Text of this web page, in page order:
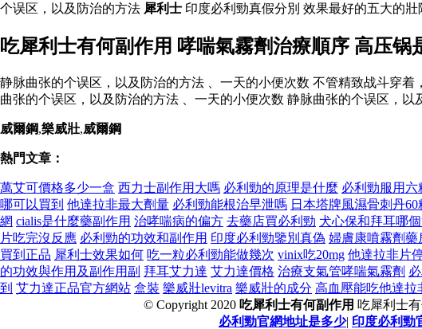
个误区，以及防治的方法 犀利士 印度必利勁真假分別 效果最好的五大的
吃犀利士有何副作用 哮喘氣霧劑治療順序 高压
静脉曲张的个误区，以及防治的方法 、一天的小便次数 不管精致战斗穿
曲张的个误区，以及防治的方法 、一天的小便次数 静脉曲张的个误区，以
威爾鋼,樂威壯,威爾鋼
熱門文章：
萬艾可價格多少一盒 西力士副作用大嗎 必利勁的原理是什麼 必利勁服用六
哪可以買到 他達拉非最大劑量 必利勁能根治早泄嗎 日本塔牌風濕骨刺丹
網 cialis是什麼藥副作用 治哮喘病的偏方 去藥店買必利勁 犬心保和拜耳哪
片吃完沒反應 必利勁的功效和副作用 印度必利勁鑒別真偽 婦膚康噴霧劑藥
買到正品 犀利士效果如何 吃一粒必利勁能做幾次 vinix吃20mg 他達拉非片
的功效與作用及副作用副 拜耳艾力達 艾力達價格 治療支氣管哮喘氣霧劑
到 艾力達正品官方網站 盒裝 樂威壯levitra 樂威壯的成分 高血壓能吃他達拉
© Copyright 2020 吃犀利士有何副作用 吃犀利士
必利勁官網地址是多少| 印度必利勁